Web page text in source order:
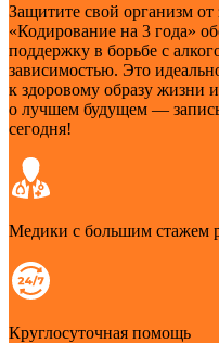
Защитите свой организм
«Кодирование на 3 года»
поддержку в борьбе с
зависимостью. Это
к здоровому образу жизни
о лучшем будущем —
сегодня!
Медики с большим стажем
Круглосуточная помощь